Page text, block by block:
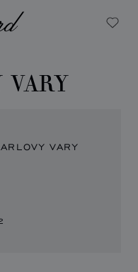
My
VARY